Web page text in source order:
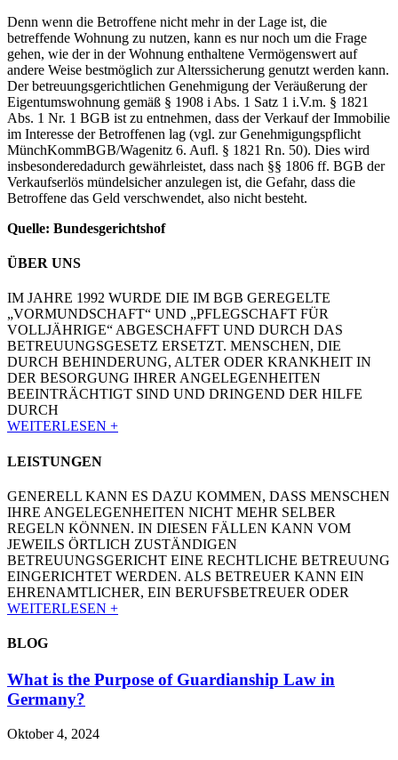
Denn wenn die Betroffene nicht mehr in der Lage ist, die
betreffende Wohnung zu nutzen, kann es nur noch um die Frage
gehen, wie der in der Wohnung enthaltene Vermögenswert auf
andere Weise bestmöglich zur Alterssicherung genutzt werden kann.
Der betreuungsgerichtlichen Genehmigung der Veräußerung der
Eigentumswohnung gemäß § 1908 i Abs. 1 Satz 1 i.V.m. § 1821
Abs. 1 Nr. 1 BGB ist zu entnehmen, dass der Verkauf der Immobilie
im Interesse der Betroffenen lag (vgl. zur Genehmigungspflicht
MünchKommBGB/Wagenitz 6. Aufl. § 1821 Rn. 50). Dies wird
insbesonderedadurch gewährleistet, dass nach §§ 1806 ff. BGB der
Verkaufserlös mündelsicher anzulegen ist, die Gefahr, dass die
Betroffene das Geld verschwendet, also nicht besteht.
Quelle: Bundesgerichtshof
ÜBER UNS
IM JAHRE 1992 WURDE DIE IM BGB GEREGELTE
„VORMUNDSCHAFT“ UND „PFLEGSCHAFT FÜR
VOLLJÄHRIGE“ ABGESCHAFFT UND DURCH DAS
BETREUUNGSGESETZ ERSETZT. MENSCHEN, DIE
DURCH BEHINDERUNG, ALTER ODER KRANKHEIT IN
DER BESORGUNG IHRER ANGELEGENHEITEN
BEEINTRÄCHTIGT SIND UND DRINGEND DER HILFE
DURCH
WEITERLESEN +
LEISTUNGEN
GENERELL KANN ES DAZU KOMMEN, DASS MENSCHEN
IHRE ANGELEGENHEITEN NICHT MEHR SELBER
REGELN KÖNNEN. IN DIESEN FÄLLEN KANN VOM
JEWEILS ÖRTLICH ZUSTÄNDIGEN
BETREUUNGSGERICHT EINE RECHTLICHE BETREUUNG
EINGERICHTET WERDEN. ALS BETREUER KANN EIN
EHRENAMTLICHER, EIN BERUFSBETREUER ODER
WEITERLESEN +
BLOG
What is the Purpose of Guardianship Law in
Germany?
Oktober 4, 2024